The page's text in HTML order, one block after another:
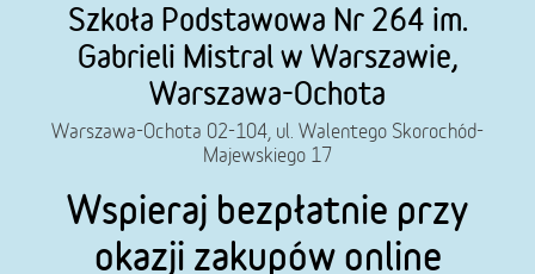
Szkoła Podstawowa Nr 264 im.
Gabrieli Mistral w Warszawie,
Warszawa-Ochota
Warszawa-Ochota 02-104, ul. Walentego Skorochód-
Majewskiego 17
Wspieraj bezpłatnie przy
okazji zakupów online